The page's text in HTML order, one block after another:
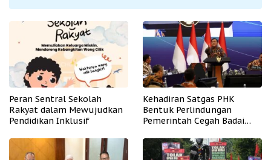
Peran Sentral Sekolah
Rakyat dalam Mewujudkan
Pendidikan Inklusif
Kehadiran Satgas PHK
Bentuk Perlindungan
Pemerintah Cegah Badai